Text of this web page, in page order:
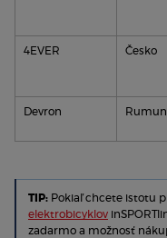
4EVER Česko
Devron
TIP: Pokiaľ chcete istotu
elektrobicyklov
zadarmo a možnosť